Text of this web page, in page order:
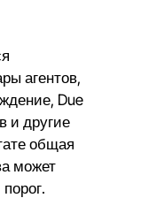
агентов,
Due
и другие
общая
может